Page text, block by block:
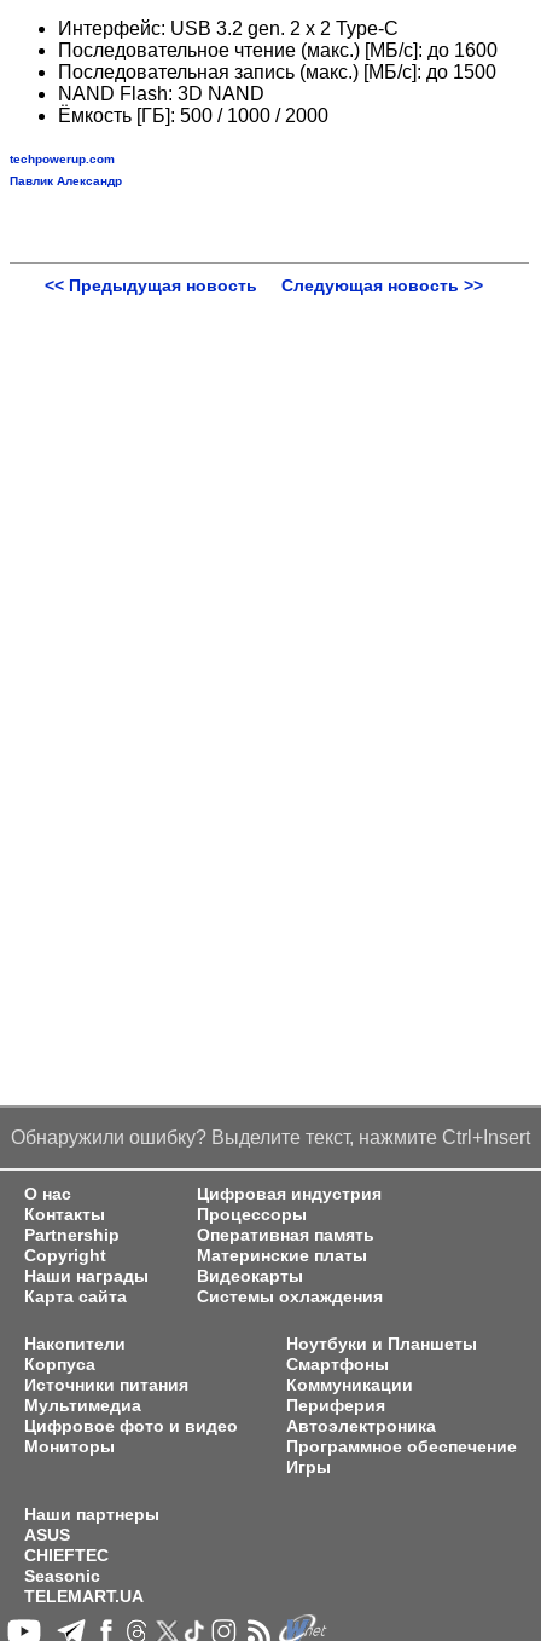
Интерфейс: USB 3.2 gen. 2 x 2 Type-C
Последовательное чтение (макс.) [МБ/с]: до 1600
Последовательная запись (макс.) [МБ/с]: до 1500
NAND Flash: 3D NAND
Ёмкость [ГБ]: 500 / 1000 / 2000
techpowerup.com
Павлик Александр
<< Предыдущая новость Следующая новость >>
Обнаружили ошибку? Выделите текст, нажмите Ctrl+Insert
О нас
Контакты
Partnership
Copyright
Наши награды
Карта сайта
Цифровая индустрия
Процессоры
Оперативная память
Материнские платы
Видеокарты
Системы охлаждения
Накопители
Корпуса
Источники питания
Мультимедиа
Цифровое фото и видео
Мониторы
Ноутбуки и Планшеты
Смартфоны
Коммуникации
Периферия
Автоэлектроника
Программное обеспечение
Игры
Наши партнеры
ASUS
CHIEFTEC
Seasonic
TELEMART.UA